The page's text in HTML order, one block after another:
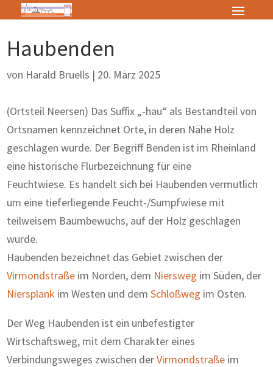
Haubenden
von Harald Bruells | 20. März 2025
(Ortsteil Neersen) Das Suffix „-hau“ als Bestandteil von
Ortsnamen kennzeichnet Orte, in deren Nähe Holz
geschlagen wurde. Der Begriff Benden ist im Rheinland
eine historische Flurbezeichnung für eine
Feuchtwiese. Es handelt sich bei Haubenden vermutlich
um eine tieferliegende Feucht-/Sumpfwiese mit
teilweisem Baumbewuchs, auf der Holz geschlagen
wurde.
Haubenden bezeichnet das Gebiet zwischen der
Virmondstraße im Norden, dem Niersweg im Süden, der
Niersplank im Westen und demSchloßweg im Osten.
Der Weg Haubenden ist ein unbefestigter
Wirtschaftsweg, mit dem Charakter eines
Verbindungsweges zwischen derVirmondstraße im